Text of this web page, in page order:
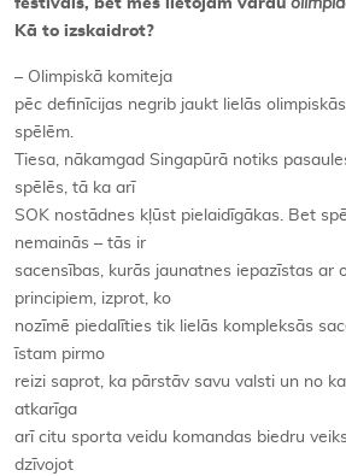
festivāls, bet mēs lietojam vārdu
Kā to izskaidrot?
– Olimpiskā komiteja
pēc definīcijas negrib jaukt lielās
spēlēm.
Tiesa, nākamgad Singapūrā notiks
spēlēs, tā ka arī
SOK nostādnes kļūst pielaidīgākas. Bet
nemainās – tās ir
sacensības, kurās jaunatnes iepazīstas ar
principiem, izprot, ko
nozīmē piedalīties tik lielās kompleksās
īstam pirmo
reizi saprot, ka pārstāv savu valsti un no
atkarīga
arī citu sporta veidu komandas biedru
dzīvojot